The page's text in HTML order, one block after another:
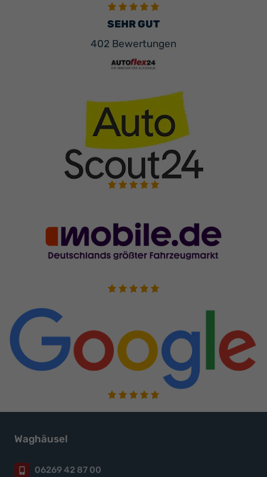
SEHR GUT
402 Bewertungen
Waghäusel
06269 42 87 00